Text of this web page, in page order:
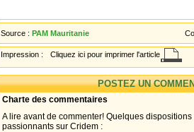
Source : PAM Mauritanie
Impression : Cliquez ici pour imprimer l'article
POSTEZ UN
Charte des commentaires
A lire avant de commenter! Quelques
passionnants sur Cridem :